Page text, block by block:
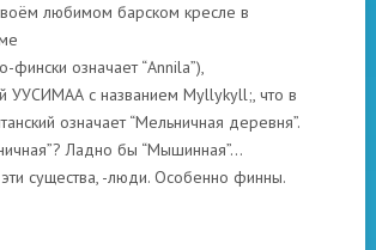
любимом барском кресле в
фински означает “Annila”),
с названием Myllykyll;, что в
означает “Мельничная деревня”.
Ладно бы “Мышинная”…
существа, -люди. Особенно финны.